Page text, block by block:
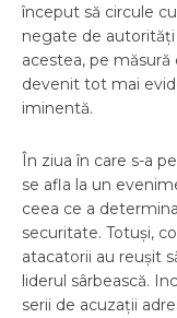
început să circule
negate de
acestea, pe
devenit tot mai
iminentă.
În ziua în care s-a
se afla la un
ceea ce a
securitate. Totuși,
atacatorii au reușit
liderul sârbească.
serii de acuzații